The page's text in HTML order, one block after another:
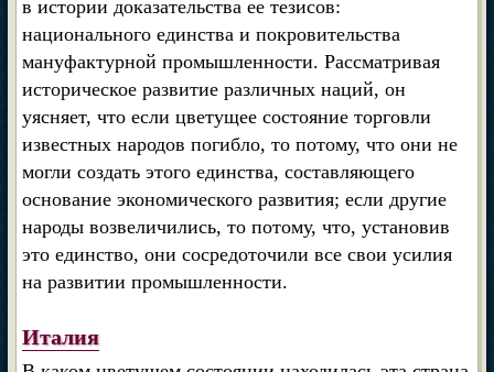
в истории доказательства ее тезисов:
национального единства и покровительства
мануфактурной промышленности. Рассматривая
историческое развитие различных наций, он
уясняет, что если цветущее состояние торговли
известных народов погибло, то потому, что они не
могли создать этого единства, составляющего
основание экономического развития; если другие
народы возвеличились, то потому, что, установив
это единство, они сосредоточили все свои усилия
на развитии промышленности.
Италия